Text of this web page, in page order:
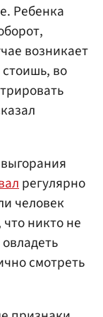
Ребенка
возникает
во
регулярно
человек
никто не
смотреть